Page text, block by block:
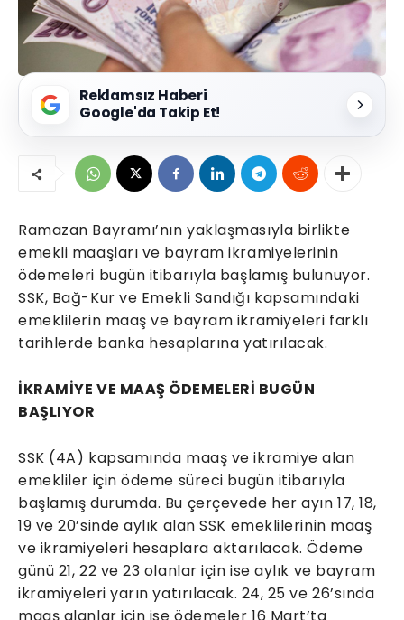
Reklamsız Haberi
Google'da Takip Et!
Ramazan Bayramı’nın yaklaşmasıyla birlikte
emekli maaşları ve bayram ikramiyelerinin
ödemeleri bugün itibarıyla başlamış bulunuyor.
SSK, Bağ-Kur ve Emekli Sandığı kapsamındaki
emeklilerin maaş ve bayram ikramiyeleri farklı
tarihlerde banka hesaplarına yatırılacak.
İKRAMİYE VE MAAŞ ÖDEMELERİ BUGÜN
BAŞLIYOR
SSK (4A) kapsamında maaş ve ikramiye alan
emekliler için ödeme süreci bugün itibarıyla
başlamış durumda. Bu çerçevede her ayın 17, 18,
19 ve 20’sinde aylık alan SSK emeklilerinin maaş
ve ikramiyeleri hesaplara aktarılacak. Ödeme
günü 21, 22 ve 23 olanlar için ise aylık ve bayram
ikramiyeleri yarın yatırılacak. 24, 25 ve 26’sında